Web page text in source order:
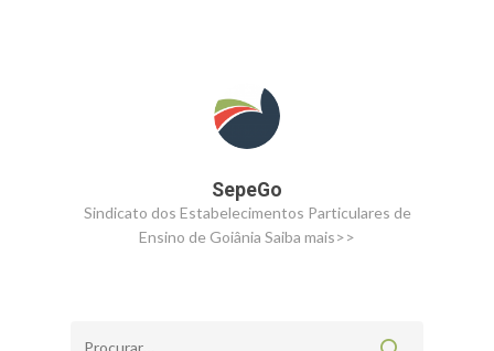
SepeGo
Sindicato dos Estabelecimentos Particulares de
Ensino de Goiânia Saiba mais>>